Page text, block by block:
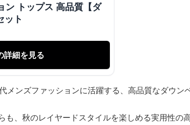
ン トップス 高品質【ダ
ット
詳細を見る
メンズファッションに活躍する、高品質なダウン
も、秋のレイヤードスタイルを楽しめる実用性の